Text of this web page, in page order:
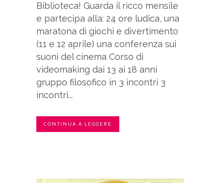
Biblioteca! Guarda il ricco mensile
e partecipa alla: 24 ore ludica, una
maratona di giochi e divertimento
(11 e 12 aprile) una conferenza sui
suoni del cinema Corso di
videomaking dai 13 ai 18 anni
gruppo filosofico in 3 incontri 3
incontri...
CONTINUA A LEGGERE